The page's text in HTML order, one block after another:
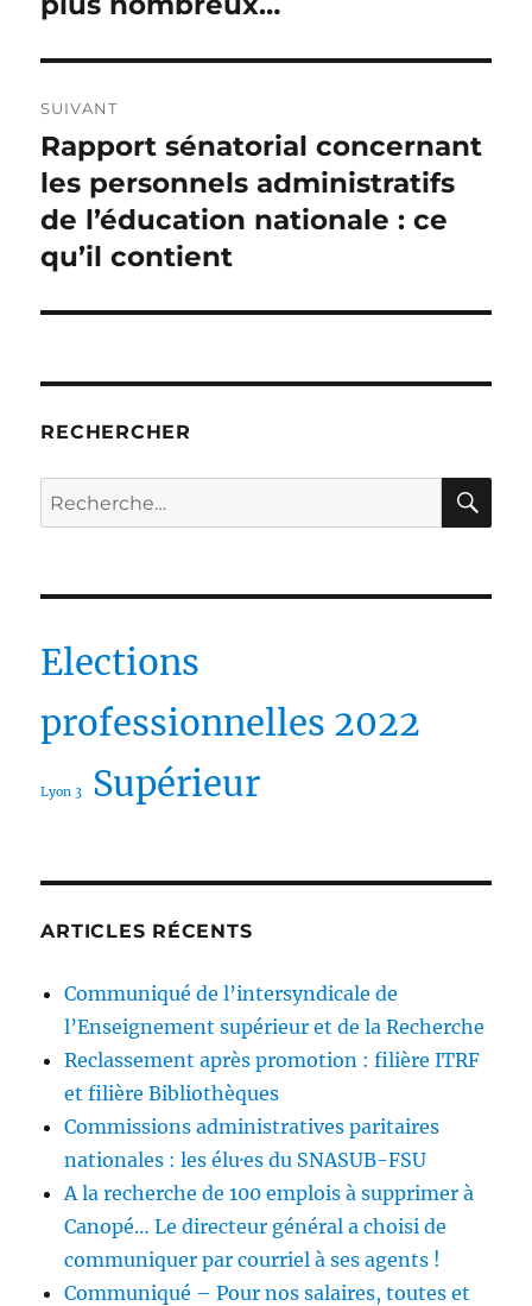
SUIVANT
Publication
suivante :
Rapport sénatorial concernant
les personnels administratifs
de l’éducation nationale : ce
qu’il contient
RECHERCHER
Recherche
pour :
Elections
professionnelles 2022
Lyon 3 Supérieur
ARTICLES RÉCENTS
Communiqué de l’intersyndicale de
l’Enseignement supérieur et de la Recherche
Reclassement après promotion : filière ITRF
et filière Bibliothèques
Commissions administratives paritaires
nationales : les élu·es du SNASUB-FSU
A la recherche de 100 emplois à supprimer à
Canopé… Le directeur général a choisi de
communiquer par courriel à ses agents !
Communiqué – Pour nos salaires, toutes et